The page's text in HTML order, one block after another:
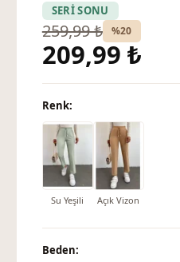
SERİ SONU
259,99 ₺ %20
209,99 ₺
Renk:
Su Yeşili Açık Vizon
Beden: